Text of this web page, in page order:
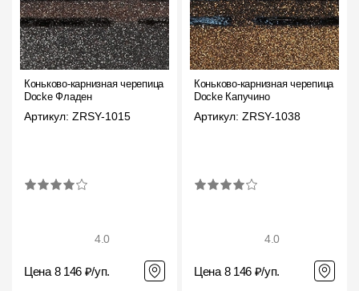
Статьи
Сервисы
Конструктор
Коньково-карнизная черепица
Docke Фладен
Артикул: ZRSY-1015
4.0
Цена 8 146 ₽/уп.
Коньково-карнизная черепица
Docke Капучино
Артикул: ZRSY-1038
4.0
Цена 8 146 ₽/уп.